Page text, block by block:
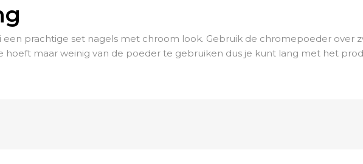
een prachtige set nagels met chroom look. Gebruik de chromepoeder over
hoeft maar weinig van de poeder te gebruiken dus je kunt lang met het